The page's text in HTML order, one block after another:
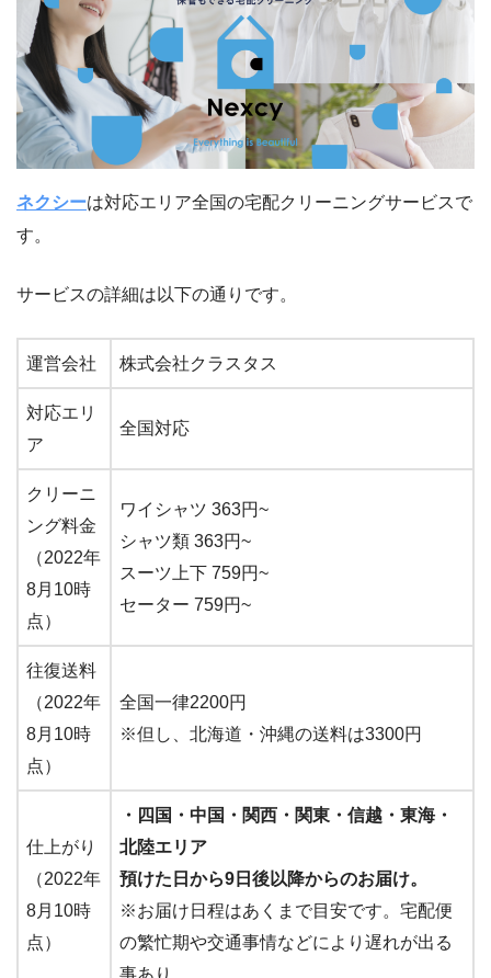
ネクシーは対応エリア全国の宅配クリーニングサービスで
す。
サービスの詳細は以下の通りです。
運営会社 株式会社クラスタス
対応エリ
ア
全国対応
クリーニ
ング料金
（2022年
8月10時
点）
ワイシャツ 363円~
シャツ類 363円~
スーツ上下 759円~
セーター 759円~
往復送料
（2022年
8月10時
点）
全国一律2200円
※但し、北海道・沖縄の送料は3300円
仕上がり
（2022年
8月10時
点）
・四国・中国・関西・関東・信越・東海・
北陸エリア
預けた日から9日後以降からのお届け。
※お届け日程はあくまで目安です。宅配便
の繁忙期や交通事情などにより遅れが出る
事あり